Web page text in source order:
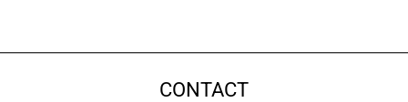
CONTACT